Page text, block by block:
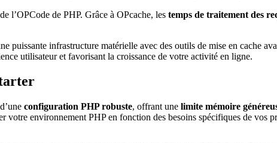
l’OPCode de PHP. Grâce à OPcache, les temps de traitement des
puissante infrastructure matérielle avec des outils de mise en cache
utilisateur et favorisant la croissance de votre activité en ligne.
configuration PHP robuste, offrant une limite mémoire
votre environnement PHP en fonction des besoins spécifiques de vos